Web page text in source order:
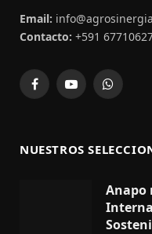
Email:
Contacto: +591
FacebookYouTube
NUESTROS
Anapo